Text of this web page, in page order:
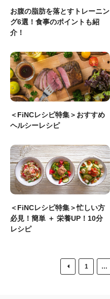
お腹の脂肪を落とすトレーニン
グ6選！食事のポイントも紹
介！
＜FiNCレシピ特集＞おすすめ
ヘルシーレシピ
＜FiNCレシピ特集＞忙しい方
必見！簡単 ＋ 栄養UP！10分
レシピ
1 …